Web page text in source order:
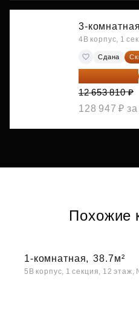
3-
4В корпус, 1
Сдана
11 514 967 ₽
12 653 810 ₽
128 947 ₽ за
Похожие
1-комнатная, 38.7м²
5В корпус, 1 секция, 12 этаж,